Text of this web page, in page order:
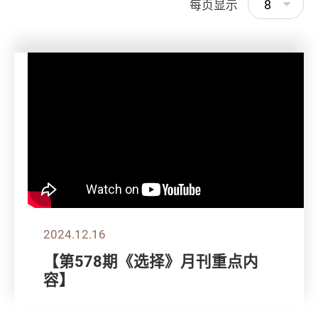
每页显示 8
2024.12.16
【第578期《选择》月刊重点内
容】